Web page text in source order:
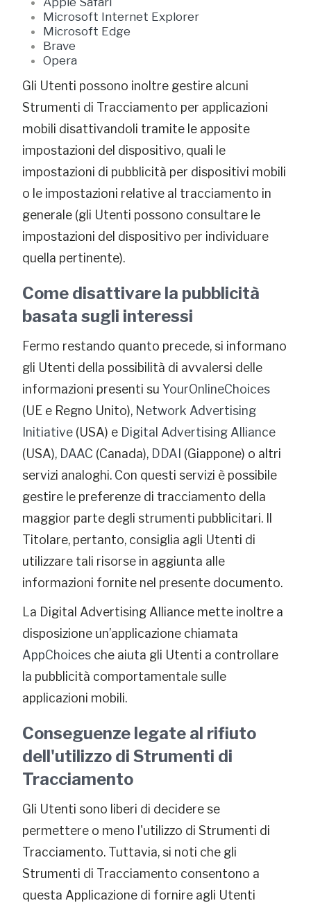
Microsoft Internet Explorer
Microsoft Edge
Brave
Opera
Gli Utenti possono inoltre gestire alcuni
Strumenti di Tracciamento per applicazioni
mobili disattivandoli tramite le apposite
impostazioni del dispositivo, quali le
impostazioni di pubblicità per dispositivi mobili
o le impostazioni relative al tracciamento in
generale (gli Utenti possono consultare le
impostazioni del dispositivo per individuare
quella pertinente).
Come disattivare la pubblicità
basata sugli interessi
Fermo restando quanto precede, si informano
gli Utenti della possibilità di avvalersi delle
informazioni presenti su YourOnlineChoices
(UE e Regno Unito), Network Advertising
Initiative (USA) e Digital Advertising Alliance
(USA), DAAC (Canada), DDAI (Giappone) o altri
servizi analoghi. Con questi servizi è possibile
gestire le preferenze di tracciamento della
maggior parte degli strumenti pubblicitari. Il
Titolare, pertanto, consiglia agli Utenti di
utilizzare tali risorse in aggiunta alle
informazioni fornite nel presente documento.
La Digital Advertising Alliance mette inoltre a
disposizione un’applicazione chiamata
AppChoices che aiuta gli Utenti a controllare
la pubblicità comportamentale sulle
applicazioni mobili.
Conseguenze legate al rifiuto
dell'utilizzo di Strumenti di
Tracciamento
Gli Utenti sono liberi di decidere se
permettere o meno l'utilizzo di Strumenti di
Tracciamento. Tuttavia, si noti che gli
Strumenti di Tracciamento consentono a
questa Applicazione di fornire agli Utenti